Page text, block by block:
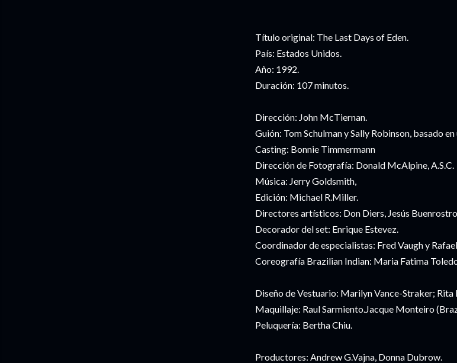
Título original: The Last Days of Eden.
País: Estados Unidos.
Año: 1992.
Duración: 107 minutos.
Dirección: John McTiernan.
Guión: Tom Schulman y Sally Robinson, basado
Casting: Bonnie Timmermann
Dirección de Fotografía: Donald McAlpine, A.S.C.
Música: Jerry Goldsmith,
Edición: Michael R.Miller.
Directores artísticos: Don Diers, Jesús
Decorador del set: Enrique Estevez.
Coordinador de especialistas: Fred Vaugh y
Coreografía Brazilian Indian: Maria Fatima
Diseño de Vestuario: Marilyn Vance-Straker;
Maquillaje: Raul Sarmiento.Jacque Monteiro
Peluquería: Bertha Chiu.
Productores: Andrew G.Vajna, Donna Dubrow.